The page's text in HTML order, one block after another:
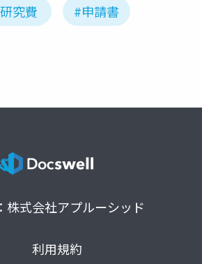
究費 #申請書
株式会社アプルーシッド
利用規約